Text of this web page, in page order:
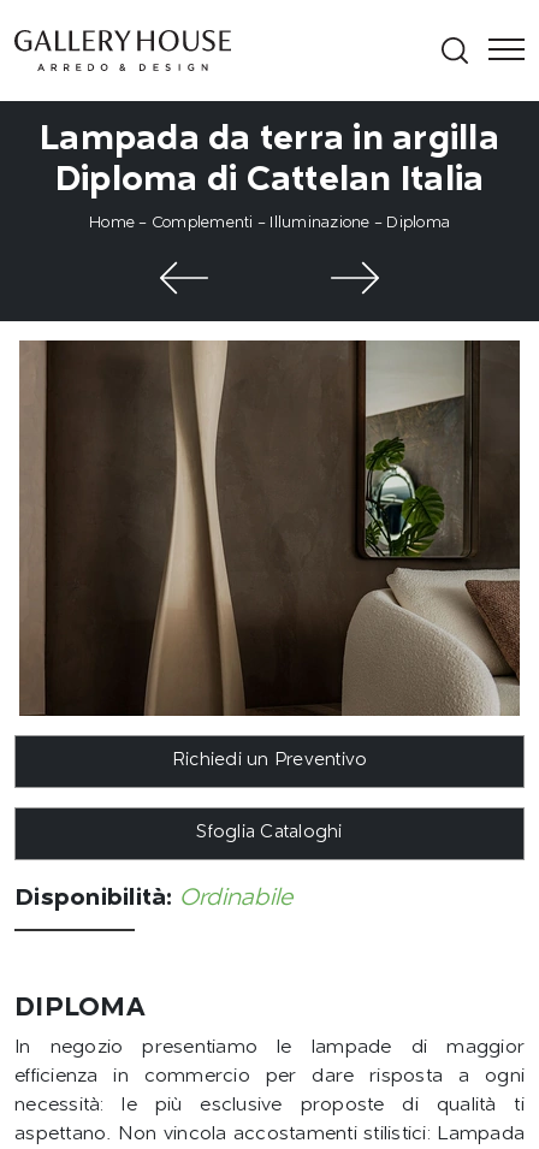
Lampada da terra in argilla
Diploma di Cattelan Italia
Home - Complementi - Illuminazione - Diploma
Richiedi un Preventivo
Sfoglia Cataloghi
Disponibilità: Ordinabile
DIPLOMA
In negozio presentiamo le lampade di maggior
efficienza in commercio per dare risposta a ogni
necessità: le più esclusive proposte di qualità ti
aspettano. Non vincola accostamenti stilistici: Lampada